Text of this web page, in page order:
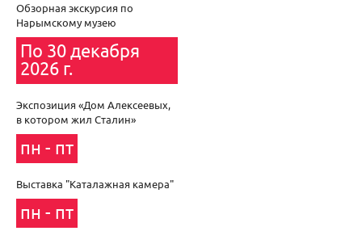
Обзорная экскурсия по
Нарымскому музею
По 30 декабря
2026 г.
Экспозиция «Дом Алексеевых,
в котором жил Сталин»
пн - пт
Выставка "Каталажная камера"
пн - пт